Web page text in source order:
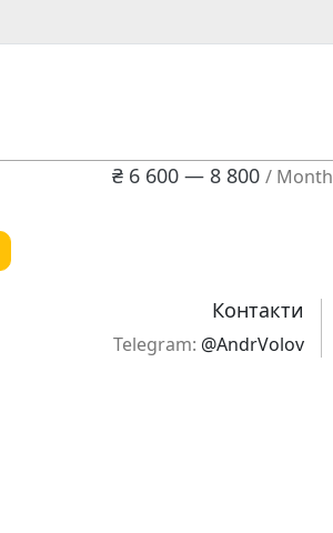
₴ 6 600 — 8 800 / Month
Контакти
Telegram: @AndrVolov